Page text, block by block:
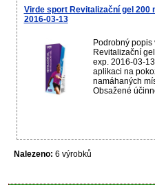
Virde sport Revitalizační gel 200
2016-03-13
Podrobný popis
Revitalizační
exp. 2016-03-
aplikaci na
namáhaných
Obsažené
Nalezeno: 6 výrobků